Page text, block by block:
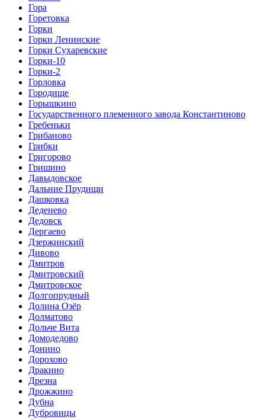
Гора
Горетовка
Горки
Горки Ленинские
Горки Сухаревские
Горки-10
Горки-2
Горловка
Городище
Горышкино
Государственного племенного завода Константиново
Гребеньки
Грибаново
Грибки
Григорово
Гришино
Давыдовское
Дальние Прудищи
Дашковка
Деденево
Дедовск
Дергаево
Дзержинский
Дивово
Дмитров
Дмитровский
Дмитровское
Долгопрудный
Долина Озёр
Долматово
Дольче Вита
Домодедово
Донино
Дорохово
Дракино
Дрезна
Дрожжино
Дубна
Дубровицы